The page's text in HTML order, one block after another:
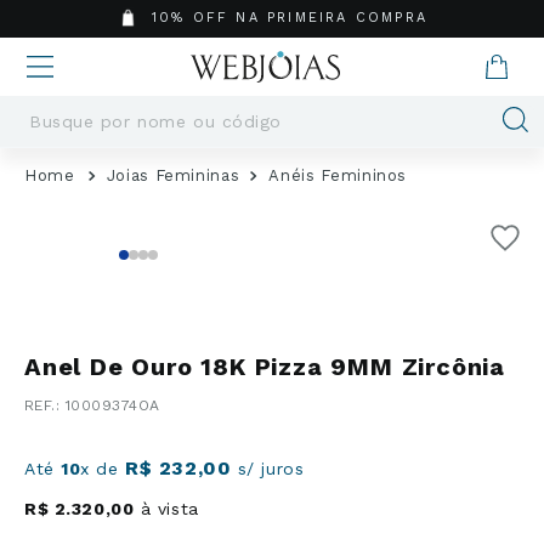
10% OFF NA PRIMEIRA COMPRA
Busque por nome ou código
Joias Femininas Anéis Femininos
Anel De Ouro 18K Pizza 9MM Zircônia
: 10009374OA
Até10x de R$ 232,00 s/ juros
R$ 2.320,00 à vista
Termos mais buscados
6º
Argola
7º
Pingente
9º
Casamento
10 º Corrente